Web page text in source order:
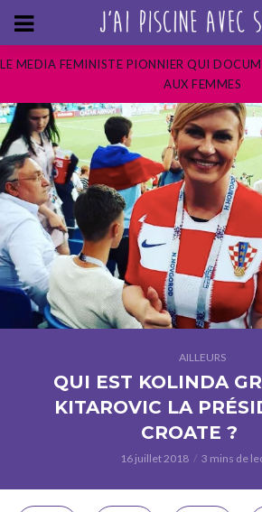
LE MEDIA FEMINISTE PIONNIER QUI
AUX FEMMES
AILLEURS
QUI EST KOLINDA
KITAROVIC LA
CROATE ?
16 juillet 2018 3 mins de